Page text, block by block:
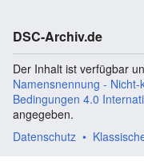
DSC-Archiv.de
Der Inhalt ist verfügbar
Namensnennung -
Bedingungen 4.0
angegeben.
Datenschutz